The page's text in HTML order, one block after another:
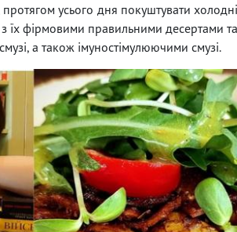
усього дня покуштувати холодні
з їх фірмовими правильними десертами та
а також імуностімулюючими смузі.